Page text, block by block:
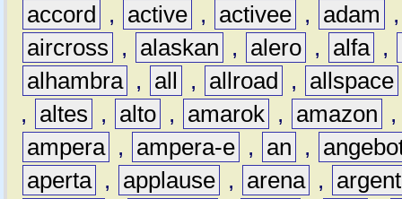
accord
, active , activee , adam
aircross
, alaskan , alero , alfa ,
alhambra , all , allroad , allspace
,
altes , alto , amarok , amazon
ampera , ampera-e , an ,
aperta , applause , arena ,